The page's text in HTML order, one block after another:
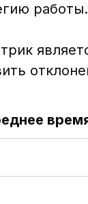
работы.